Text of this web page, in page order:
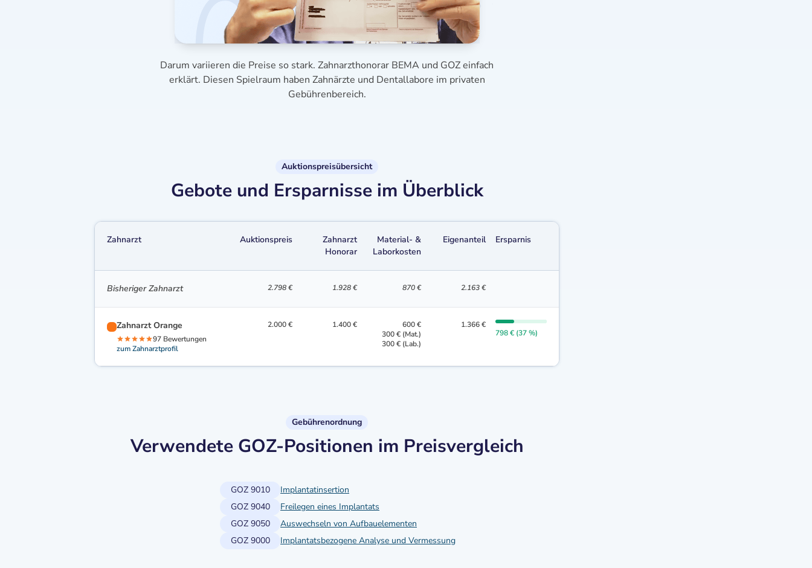
Darum variieren die Preise so stark. Zahnarzthonorar BEMA und GOZ einfach
erklärt. Diesen Spielraum haben Zahnärzte und Dentallabore im privaten
Gebührenbereich.
Auktionspreisübersicht
Gebote und Ersparnisse im Überblick
Zahnarzt Auktionspreis
Zahnarzt
Honorar
Material- &
Laborkosten
Eigenanteil Ersparnis
Bisheriger Zahnarzt 2.798 € 1.928 € 870 € 2.163 €
Zahnarzt Orange
97 Bewertungen
zum Zahnarztprofil
2.000 € 1.400 €
600 €
300 € (Mat.)
300 € (Lab.)
1.366 €
798 € (37 %)
Gebührenordnung
Verwendete GOZ-Positionen im Preisvergleich
GOZ 9010
Implantatinsertion
GOZ 9040
Freilegen eines Implantats
GOZ 9050
Auswechseln von Aufbauelementen
GOZ 9000
Implantatsbezogene Analyse und Vermessung